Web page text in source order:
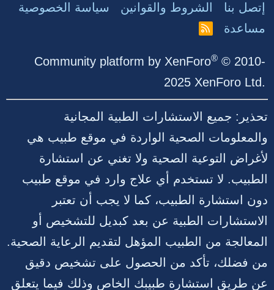
إتصل بنا الشروط والقوانين
سياسة الخصوصية
مساعدة
R
Community platform by XenForo® © 2010-
2025 XenForo Ltd.
تحذير: جميع الاستشارات الطبية المجانية
والمعلومات الصحية الواردة في موقع طبيب هي
لأغراض التوعية الصحية ولا تغني عن استشارة
الطبيب. لا تستخدم أي علاج وارد في موقع طبيب
دون استشارة الطبيب، كما لا يجب أن تعتبر
الاستشارات الطبية عن بعد كبديل للتشخيص أو
المعالجة من الطبيب المؤهل لتقديم الرعاية الصحية.
من فضلك، تأكد من الحصول على تشخيص دقيق
عن طريق استشارة طبيبك الخاص وذلك فيما يتعلق